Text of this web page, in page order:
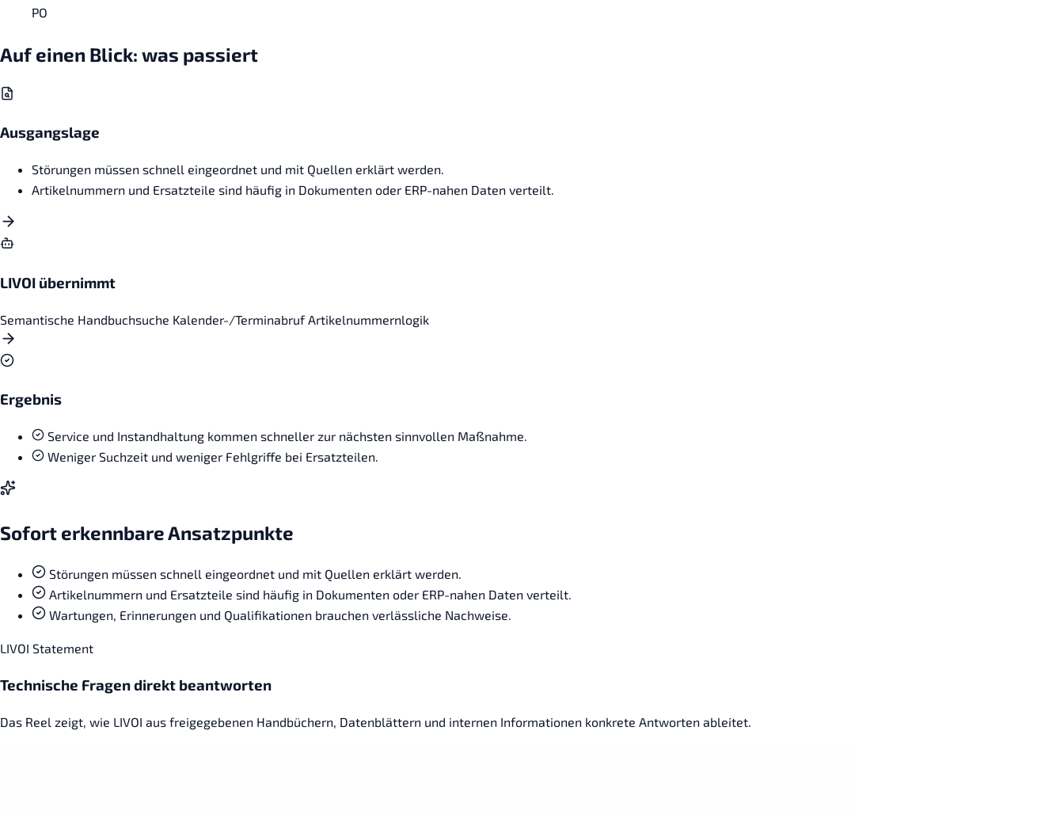
PO
Auf einen Blick: was passiert
Ausgangslage
Störungen müssen schnell eingeordnet und mit Quellen erklärt werden.
Artikelnummern und Ersatzteile sind häufig in Dokumenten oder ERP-nahen Daten verteilt.
LIVOI übernimmt
Semantische Handbuchsuche Kalender-/Terminabruf Artikelnummernlogik
Ergebnis
Service und Instandhaltung kommen schneller zur nächsten sinnvollen Maßnahme.
Weniger Suchzeit und weniger Fehlgriffe bei Ersatzteilen.
Sofort erkennbare Ansatzpunkte
Störungen müssen schnell eingeordnet und mit Quellen erklärt werden.
Artikelnummern und Ersatzteile sind häufig in Dokumenten oder ERP-nahen Daten verteilt.
Wartungen, Erinnerungen und Qualifikationen brauchen verlässliche Nachweise.
LIVOI Statement
Technische Fragen direkt beantworten
Das Reel zeigt, wie LIVOI aus freigegebenen Handbüchern, Datenblättern und internen Informationen konkrete Antworten ableitet.